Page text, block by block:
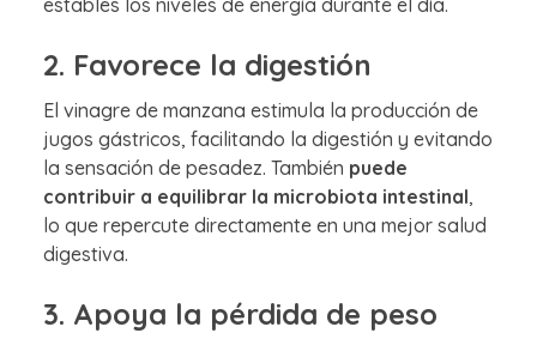
estables los niveles de energía durante el día.
2. Favorece la digestión
El vinagre de manzana estimula la producción de
jugos gástricos, facilitando la digestión y evitando
la sensación de pesadez. También puede
contribuir a equilibrar la microbiota intestinal,
lo que repercute directamente en una mejor salud
digestiva.
3. Apoya la pérdida de peso